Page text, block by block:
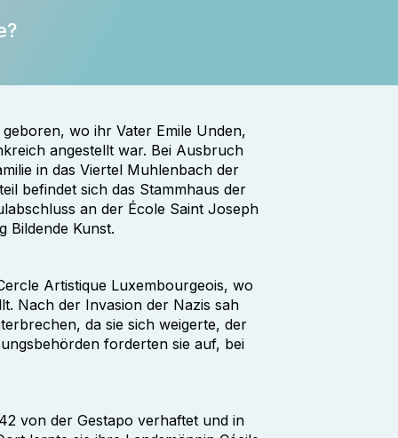
wo ihr Vater Emile Unden,
angestellt war. Bei Ausbruch
in das Viertel Muhlenbach der
befindet sich das Stammhaus der
an der École Saint Joseph
Bildende Kunst.
Artistique Luxembourgeois, wo
Nach der Invasion der Nazis sah
da sie sich weigerte, der
forderten sie auf, bei
von der Gestapo verhaftet und in